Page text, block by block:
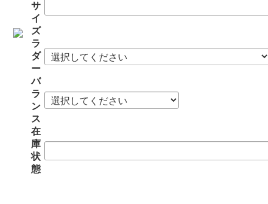
サ
イ
ズ
ラ
ダ
ー
バ
ラ
ン
ス
在
庫
状
態